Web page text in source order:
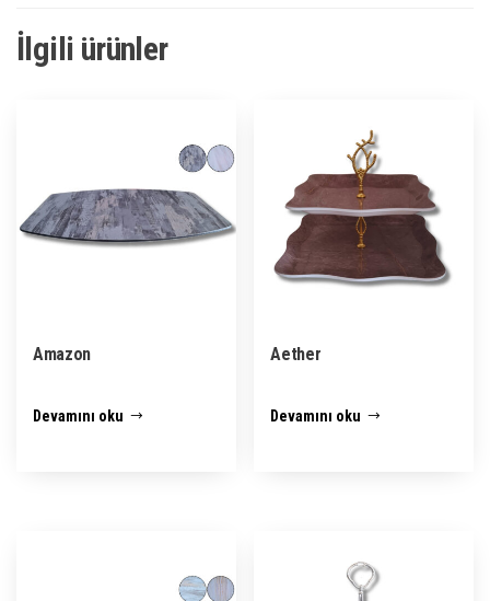
İlgili ürünler
Amazon
Devamını oku
Aether
Devamını oku